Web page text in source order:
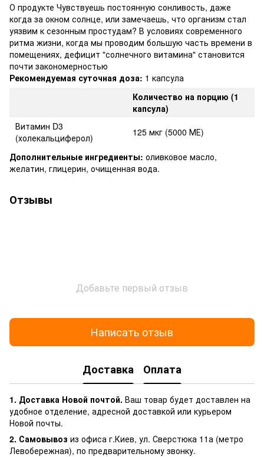
О продукте Чувствуешь постоянную сонливость, даже
когда за окном солнце, или замечаешь, что организм стал
уязвим к сезонным простудам? В условиях современного
ритма жизни, когда мы проводим большую часть времени в
помещениях, дефицит "солнечного витамина" становится
почти закономерностью
Рекомендуемая суточная доза: 1 капсула
Количество на порцию (1
капсула)
Витамин D3
(холекальциферол)
125 мкг (5000 МЕ)
Дополнительные ингредиенты: оливковое масло,
желатин, глицерин, очищенная вода.
Отзывы
Добавьте первый отзыв
Написать отзыв
Доставка Оплата
1. Доставка Новой почтой. Ваш товар будет доставлен на
удобное отделение, адресной доставкой или курьером
Новой почты.
2. Самовывоз из офиса г.Киев, ул. Сверстюка 11а (метро
Левобережная), по предварительному звонку.